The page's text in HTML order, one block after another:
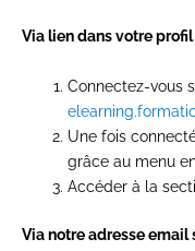
Via lien dans votre
Connectez-vous
Une fois
grâce au menu
Accéder à la
Via notre adresse email